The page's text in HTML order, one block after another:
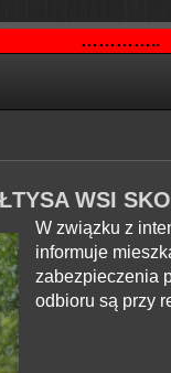
…………..
WSI
W związku z
informuje
zabezpieczenia
odbioru są przy